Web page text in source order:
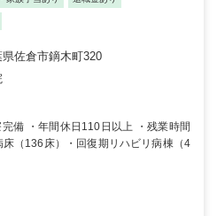
県佐倉市鏑木町320
備 ・年間休日110日以上 ・残業時間
（136床）・回復期リハビリ病棟（4